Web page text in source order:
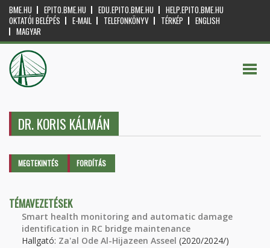
BME.HU EPITO.BME.HU EDU.EPITO.BME.HU
HELP.EPITO.BME.HU
OKTATÓI BELÉPÉS
E-MAIL TELEFONKÖNYV TÉRKÉP
ENGLISH
MAGYAR
DR. KORIS KÁLMÁN
Elsődleges fülek
MEGTEKINTÉS (AKTÍVFORDÍTÁS
TÉMAVEZETÉSEK
Smart health monitoring and automatic damage
identification in RC bridge maintenance
Hallgató: Za'al Ode Al-Hijazeen Asseel (2020/2024/)